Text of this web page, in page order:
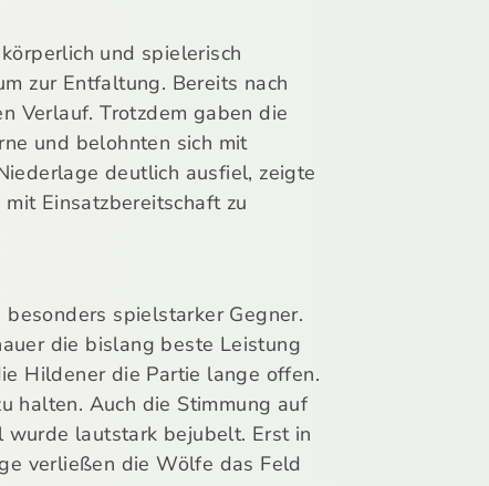
und spielerisch
zur Entfaltung. Bereits nach
Verlauf. Trotzdem gaben die
und belohnten sich mit
deutlich ausfiel, zeigte
Einsatzbereitschaft zu
spielstarker Gegner.
die bislang beste Leistung
Hildener die Partie lange offen.
halten. Auch die Stimmung auf
lautstark bejubelt. Erst in
verließen die Wölfe das Feld